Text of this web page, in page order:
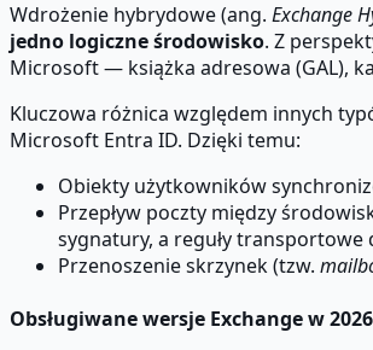
Wdrożenie hybrydowe (ang. Exchange
jedno logiczne środowisko. Z
Microsoft — książka adresowa (GAL),
Kluczowa różnica względem innych
Microsoft Entra ID. Dzięki temu:
Obiekty użytkowników
Przepływ poczty między
sygnatury, a reguły transportowe
Przenoszenie skrzynek (tzw.
Obsługiwane wersje Exchange w